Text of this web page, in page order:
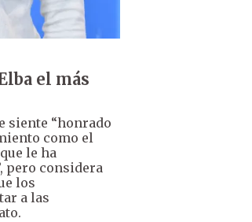
el más
siente “honrado
como el
le ha
pero considera
los
a las